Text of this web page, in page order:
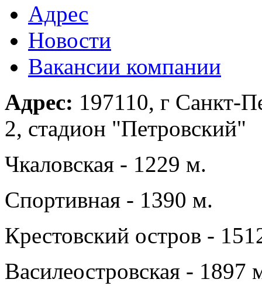
Адрес
Новости
Вакансии компании
Адрес: 197110, г Санкт-
2, стадион "Петровский"
Чкаловская - 1229 м.
Спортивная - 1390 м.
Крестовский остров -
Василеостровская - 1897